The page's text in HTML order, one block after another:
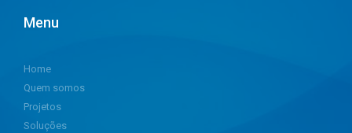
Menu
Home
Quem somos
Projetos
Soluções